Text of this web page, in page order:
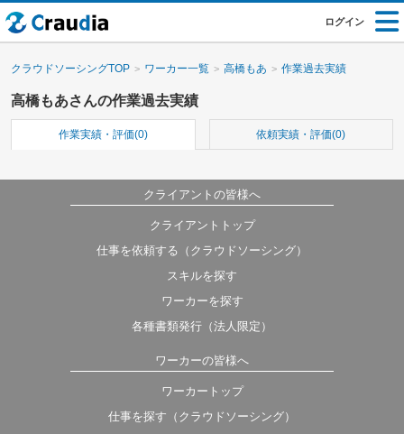
ログイン
クラウドソーシングTOP ワーカー一覧 高橋もあ 作業過去実績
高橋もあさんの作業過去実績
作業実績・評価(0) 依頼実績・評価(0)
クライアントの皆様へ
クライアントトップ
仕事を依頼する（クラウドソーシング）
スキルを探す
ワーカーを探す
各種書類発行（法人限定）
ワーカーの皆様へ
ワーカートップ
仕事を探す（クラウドソーシング）